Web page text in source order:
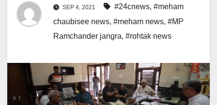
SEP 4, 2021 #24cnews, #meham
chaubisee news, #meham news, #MP
Ramchander jangra, #rohtak news